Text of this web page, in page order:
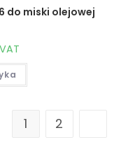
do miski olejowej
1 2